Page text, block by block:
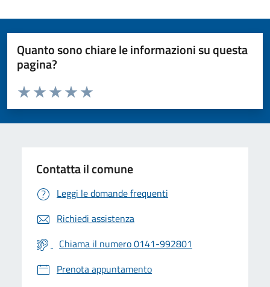
Quanto sono chiare le informazioni su questa
pagina?
Valuta da 1 a 5 stelle la pagina
Valuta 5 stelle su 5
Valuta 4 stelle su 5
Valuta 3 stelle su 5
Valuta 2 stelle su 5
Valuta 1 stelle su 5
Contatta il comune
Leggi le domande frequenti
Richiedi assistenza
Chiama il numero 0141-992801
Prenota appuntamento